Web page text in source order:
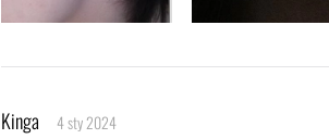
Kinga 4 sty 2024